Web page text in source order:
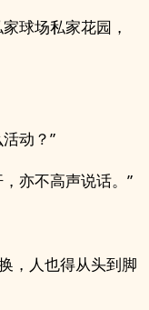
球场私家花园，
动？”
亦不高声说话。”
，人也得从头到脚